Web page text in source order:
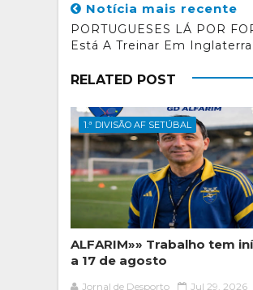
Notícia mais recente
PORTUGUESES LÁ POR
Está A Treinar Em Inglaterra
RELATED POST
1.ª DIVISÃO AF SETÚBAL
ALFARIM»» Trabalho tem
a 17 de agosto
Jornal de Desporto Jul 29, 2026